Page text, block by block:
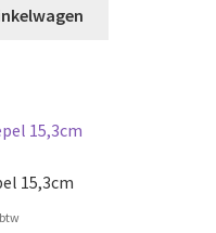
15,3cm